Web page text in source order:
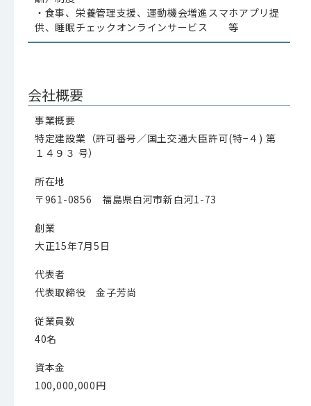
・食事、栄養管理支援、運動機会増進スマホアプリ提
供、睡眠チェックオンラインサービス 等
会社概要
事業概要
特定建設業（許可番号／国土交通大臣許可(特−４) 第
１４９３ 号）
所在地
〒961-0856 福島県白河市新白河1-73
創業
大正15年7月5日
代表者
代表取締役 金子芳尚
従業員数
40名
資本金
100,000,000円